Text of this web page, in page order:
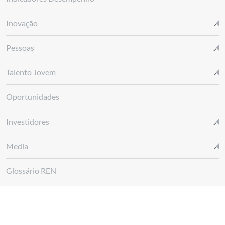
Inovação
Pessoas
Talento Jovem
Oportunidades
Investidores
Media
Glossário REN